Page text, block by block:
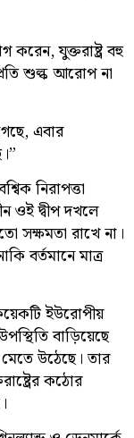
যুক্তরাষ্ট্র বহু
শুল্ক আরোপ না
এবার
নিরাপত্তা
ওই দ্বীপ দখলে
সক্ষমতা রাখে না।
বর্তমানে মাত্র
ইউরোপীয়
বাড়িয়েছে
উঠেছে। তার
কঠোর